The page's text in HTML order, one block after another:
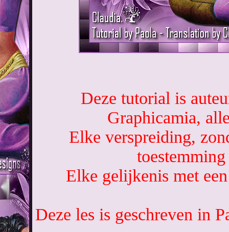
Deze tutorial is
Graphicamia,
Elke verspreiding,
Elke gelijkenis met
Deze les is geschreven in